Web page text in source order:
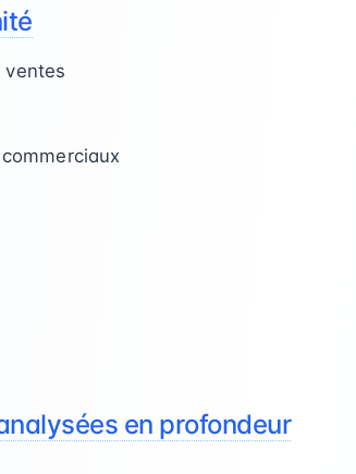
ventes
en profondeur